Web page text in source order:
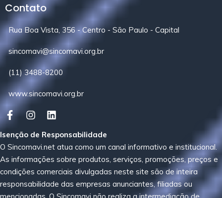
Contato
Rua Boa Vista, 356 - Centro - São Paulo - Capital
sincomavi@sincomavi.org.br
(11) 3488-8200
www.sincomavi.org.br
Isenção de Responsabilidade
O Sincomavi.net atua como um canal informativo e institucional.
As informações sobre produtos, serviços, promoções, preços e
condições comerciais divulgadas neste site são de inteira
responsabilidade das empresas anunciantes, filiadas ou
mencionadas. O Sincomavi não realiza a intermediação de